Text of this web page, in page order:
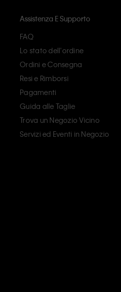
Assistenza E Supporto
FAQ
Lo stato dell'ordine
Ordini e Consegna
Resi e Rimborsi
Pagamenti
Guida alle Taglie
Trova un Negozio Vicino
Servizi ed Eventi in Negozio